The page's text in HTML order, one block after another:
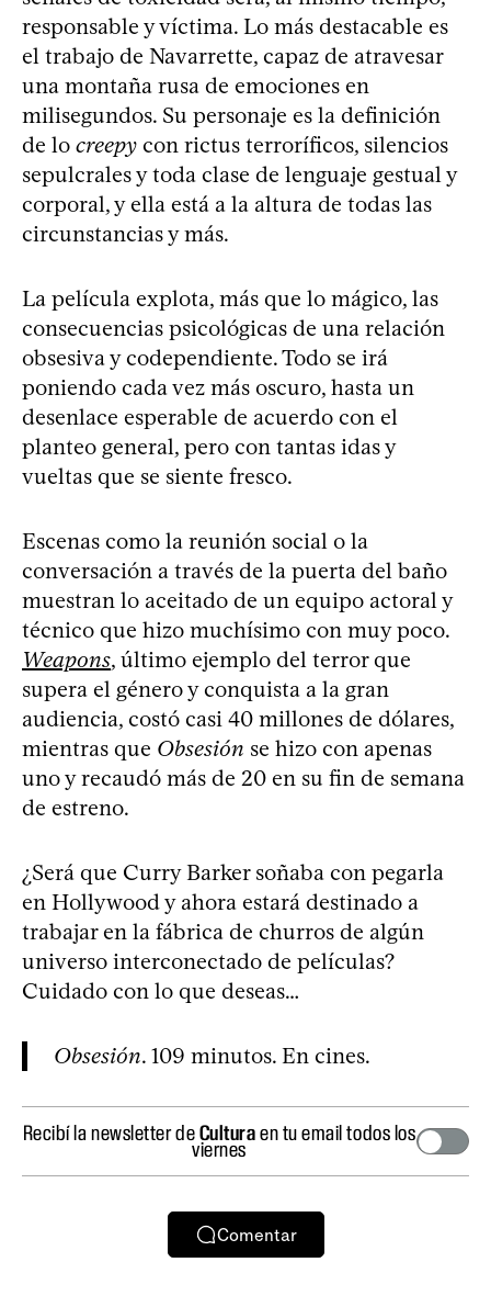
responsable y víctima. Lo más destacable es
el trabajo de Navarrette, capaz de atravesar
una montaña rusa de emociones en
milisegundos. Su personaje es la definición
de lo creepy con rictus terroríficos, silencios
sepulcrales y toda clase de lenguaje gestual y
corporal, y ella está a la altura de todas las
circunstancias y más.
La película explota, más que lo mágico, las
consecuencias psicológicas de una relación
obsesiva y codependiente. Todo se irá
poniendo cada vez más oscuro, hasta un
desenlace esperable de acuerdo con el
planteo general, pero con tantas idas y
vueltas que se siente fresco.
Escenas como la reunión social o la
conversación a través de la puerta del baño
muestran lo aceitado de un equipo actoral y
técnico que hizo muchísimo con muy poco.
Weapons, último ejemplo del terror que
supera el género y conquista a la gran
audiencia, costó casi 40 millones de dólares,
mientras que Obsesión se hizo con apenas
uno y recaudó más de 20 en su fin de semana
de estreno.
¿Será que Curry Barker soñaba con pegarla
en Hollywood y ahora estará destinado a
trabajar en la fábrica de churros de algún
universo interconectado de películas?
Cuidado con lo que deseas…
Obsesión. 109 minutos. En cines.
Recibí la newsletter deCulturaen tu email todos los
viernes
Comentar